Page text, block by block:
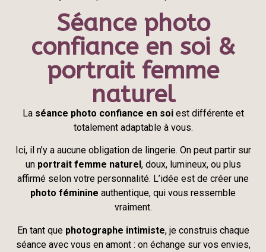
Séance photo
confiance en soi &
portrait femme
naturel
La séance photo confiance en soiest différente et
totalement adaptable à vous.
Ici, il n’y a aucune obligation de lingerie. On peut partir sur
un portrait femme naturel , doux, lumineux, ou plus
affirmé selon votre personnalité. L’idée est de créer une
photo féminine authentique, qui vous ressemble
vraiment.
En tant que photographe intimiste, je construis chaque
séance avec vous en amont : on échange sur vos envies,